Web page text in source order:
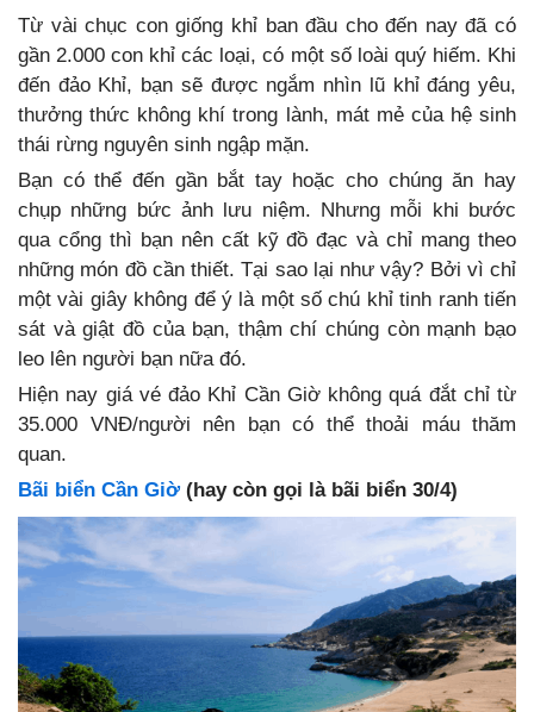
Từ vài chục con giống khỉ ban đầu cho đến nay đã có
gần 2.000 con khỉ các loại, có một số loài quý hiếm. Khi
đến đảo Khỉ, bạn sẽ được ngắm nhìn lũ khỉ đáng yêu,
thưởng thức không khí trong lành, mát mẻ của hệ sinh
thái rừng nguyên sinh ngập mặn.
Bạn có thể đến gần bắt tay hoặc cho chúng ăn hay
chụp những bức ảnh lưu niệm. Nhưng mỗi khi bước
qua cổng thì bạn nên cất kỹ đồ đạc và chỉ mang theo
những món đồ cần thiết. Tại sao lại như vậy? Bởi vì chỉ
một vài giây không để ý là một số chú khỉ tinh ranh tiến
sát và giật đồ của bạn, thậm chí chúng còn mạnh bạo
leo lên người bạn nữa đó.
Hiện nay giá vé đảo Khỉ Cần Giờ không quá đắt chỉ từ
35.000 VNĐ/người nên bạn có thể thoải máu thăm
quan.
Bãi biển Cần Giờ(hay còn gọi là bãi biển 30/4)